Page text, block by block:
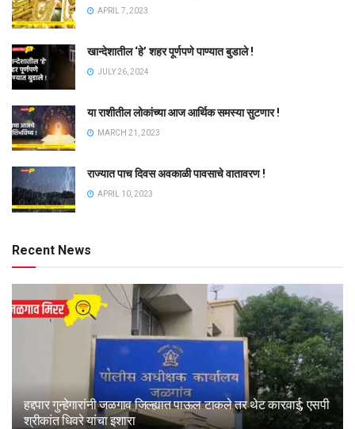
APRIL 7, 2023
खान्देशातील ‘हे’ शहर पूर्णपणे पाण्यात बुडाले !
JULY 26, 2024
या राशीतील लोकांच्या आज आर्थिक समस्या सुटणार !
MARCH 21, 2023
राज्यात पाच दिवस अवकाळी पावसाचे वातावरण !
APRIL 10, 2023
Recent News
हद्दपार गुन्हेगारांनी जळगाव जिल्ह्यात पाऊल टाकले तर थेट कारवाई; एसपी
श्रीकांत धिवरे यांचा इशारा